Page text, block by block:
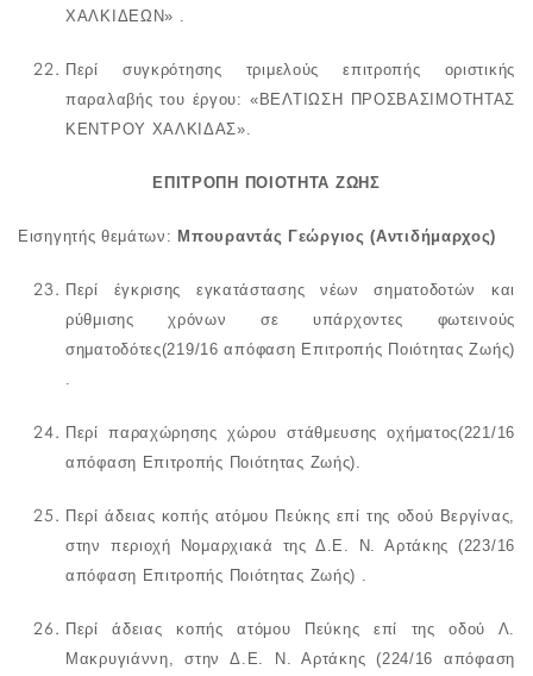
ΧΑΛΚΙΔΕΩΝ» .
Περί συγκρότησης τριμελούς επιτροπής οριστικής
παραλαβής του έργου:«ΒΕΛΤΙΩΣΗ ΠΡΟΣΒΑΣΙΜΟΤΗΤΑΣ
ΚΕΝΤΡΟΥ ΧΑΛΚΙΔΑΣ».
ΕΠΙΤΡΟΠΗ ΠΟΙΟΤΗΤΑ ΖΩΗΣ
Εισηγητής θεμάτων: Μπουραντάς Γεώργιος (Αντιδήμαρχος)
Περί έγκρισης εγκατάστασης νέων σηματοδοτών και
ρύθμισης χρόνων σε υπάρχοντες φωτεινούς
σηματοδότες(219/16 απόφαση Επιτροπής Ποιότητας Ζωής)
.
Περίπαραχώρησης χώρου στάθμευσης οχήματος(221/16
απόφαση Επιτροπής Ποιότητας Ζωής).
Περίάδειας κοπής ατόμου Πεύκης επί της οδού Βεργίνας,
στην περιοχή Νομαρχιακά της Δ.Ε. Ν. Αρτάκης (223/16
απόφαση Επιτροπής Ποιότητας Ζωής) .
Περίάδειας κοπής ατόμου Πεύκης επί της οδού Λ.
Μακρυγιάννη, στην Δ.Ε. Ν. Αρτάκης (224/16 απόφαση